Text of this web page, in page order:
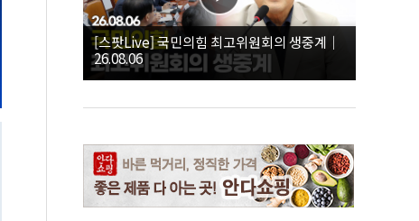
[스팟Live] 국민의힘 최고위원회의 생중계｜
26.08.06